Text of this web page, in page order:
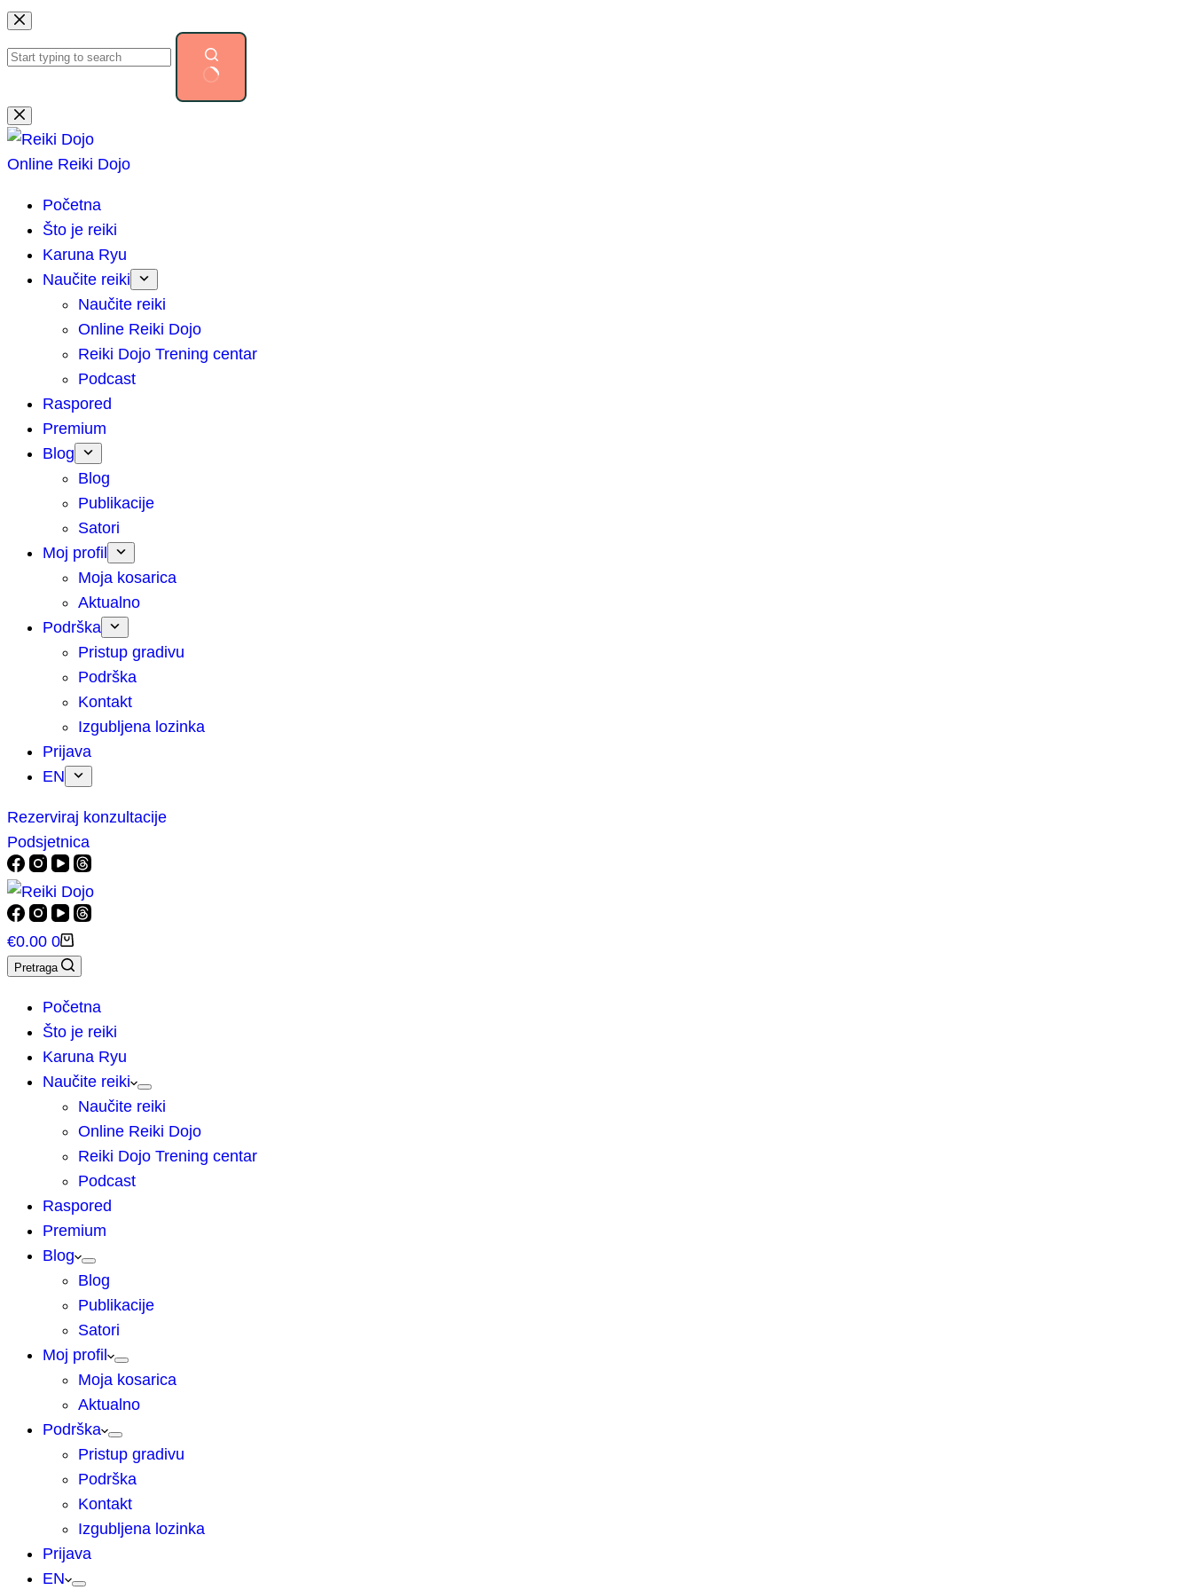
Preskoči
na
sadržaj
Nema
rezultata.
Online Reiki Dojo
Početna
Što je reiki
Karuna Ryu
Naučite reiki
Naučite reiki
Online Reiki Dojo
Reiki Dojo Trening centar
Podcast
Raspored
Premium
Blog
Blog
Publikacije
Satori
Moj profil
Moja kosarica
Aktualno
Podrška
Pristup gradivu
Podrška
Kontakt
Izgubljena lozinka
Prijava
EN
Rezerviraj konzultacije
Podsjetnica
Košarica
€0.00 0
Pretraga
Početna
Što je reiki
Karuna Ryu
Naučite reiki
Naučite reiki
Online Reiki Dojo
Reiki Dojo Trening centar
Podcast
Raspored
Premium
Blog
Blog
Publikacije
Satori
Moj profil
Moja kosarica
Aktualno
Podrška
Pristup gradivu
Podrška
Kontakt
Izgubljena lozinka
Prijava
EN